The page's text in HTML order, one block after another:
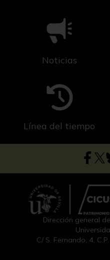
Noticias
Línea del tiempo
Dirección general
C/ S. Fernando, 4,